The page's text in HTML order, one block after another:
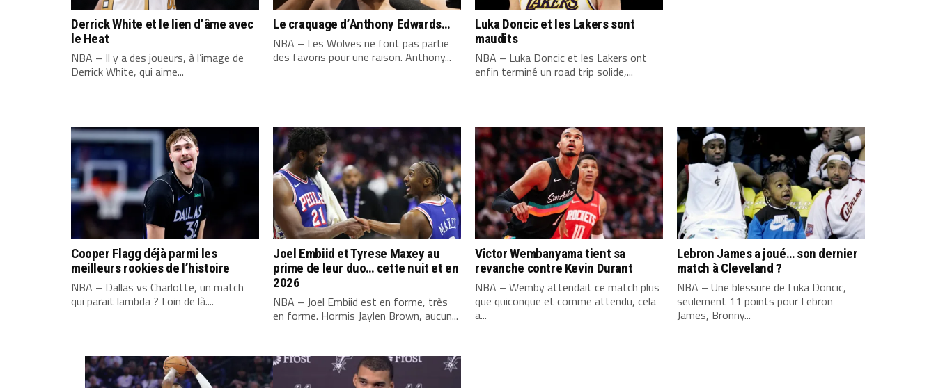
Derrick White et le lien d’âme avec
le Heat
NBA – Il y a des joueurs, à l’image de
Derrick White, qui aime...
Le craquage d’Anthony Edwards…
NBA – Les Wolves ne font pas partie
des favoris pour une raison. Anthony...
Luka Doncic et les Lakers sont
maudits
NBA – Luka Doncic et les Lakers ont
enfin terminé un road trip solide,...
Cooper Flagg déjà parmi les
meilleurs rookies de l’histoire
NBA – Dallas vs Charlotte, un match
qui parait lambda ? Loin de là....
Joel Embiid et Tyrese Maxey au
prime de leur duo… cette nuit et en
2026
NBA – Joel Embiid est en forme, très
en forme. Hormis Jaylen Brown, aucun...
Victor Wembanyama tient sa
revanche contre Kevin Durant
NBA – Wemby attendait ce match plus
que quiconque et comme attendu, cela
a...
Lebron James a joué… son dernier
match à Cleveland ?
NBA – Une blessure de Luka Doncic,
seulement 11 points pour Lebron
James, Bronny...